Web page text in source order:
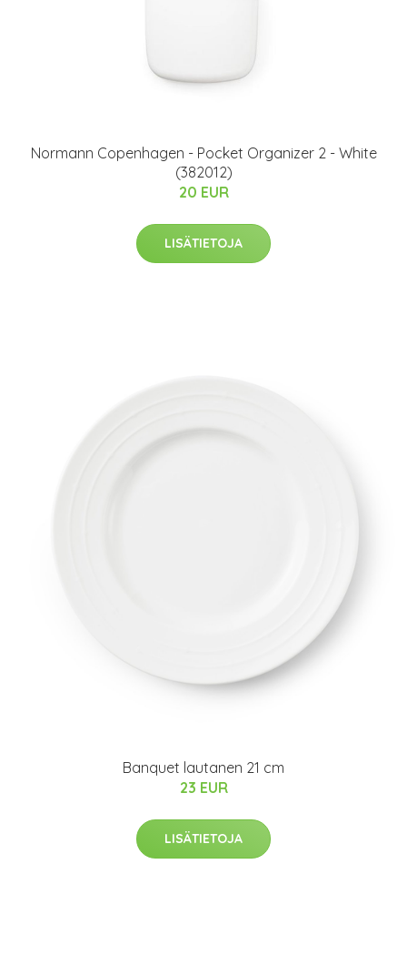
Normann Copenhagen - Pocket Organizer 2 - White
(382012)
20 EUR
LISÄTIETOJA
Banquet lautanen 21 cm
23 EUR
LISÄTIETOJA